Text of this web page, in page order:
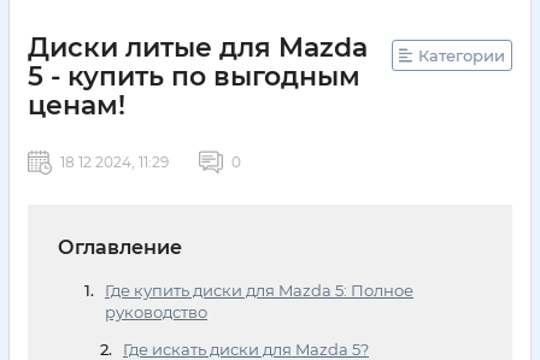
Диски литые для Mazda
5 - купить по выгодным
ценам!
Категории
18 12 2024, 11:29 0
Оглавление
Где купить диски для Mazda 5: Полное
руководство
Где искать диски для Mazda 5?